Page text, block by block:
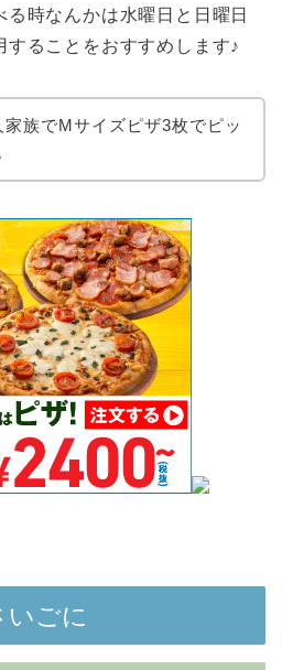
時なんかは水曜日と日曜日
ることをおすすめします♪
族でMサイズピザ3枚でピッ
いごに